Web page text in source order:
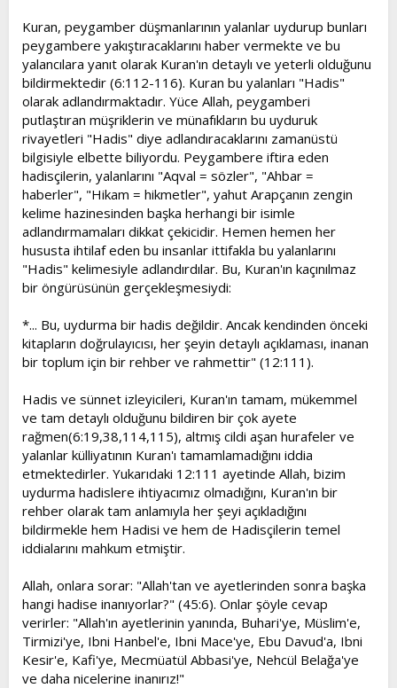
Kuran, peygamber düşmanlarının yalanlar uydurup bunları
peygambere yakıştıracaklarını haber vermekte ve bu
yalancılara yanıt olarak Kuran'ın detaylı ve yeterli olduğunu
bildirmektedir (6:112-116). Kuran bu yalanları "Hadis"
olarak adlandırmaktadır. Yüce Allah, peygamberi
putlaştıran müşriklerin ve münafıkların bu uyduruk
rivayetleri "Hadis" diye adlandıracaklarını zamanüstü
bilgisiyle elbette biliyordu. Peygambere iftira eden
hadisçilerin, yalanlarını "Aqval = sözler", "Ahbar =
haberler", "Hikam = hikmetler", yahut Arapçanın zengin
kelime hazinesinden başka herhangi bir isimle
adlandırmamaları dikkat çekicidir. Hemen hemen her
hususta ihtilaf eden bu insanlar ittifakla bu yalanlarını
"Hadis" kelimesiyle adlandırdılar. Bu, Kuran'ın kaçınılmaz
bir öngürüsünün gerçekleşmesiydi:
*... Bu, uydurma bir hadis değildir. Ancak kendinden önceki
kitapların doğrulayıcısı, her şeyin detaylı açıklaması, inanan
bir toplum için bir rehber ve rahmettir" (12:111).
Hadis ve sünnet izleyicileri, Kuran'ın tamam, mükemmel
ve tam detaylı olduğunu bildiren bir çok ayete
rağmen(6:19,38,114,115), altmış cildi aşan hurafeler ve
yalanlar külliyatının Kuran'ı tamamlamadığını iddia
etmektedirler. Yukarıdaki 12:111 ayetinde Allah, bizim
uydurma hadislere ihtiyacımız olmadığını, Kuran'ın bir
rehber olarak tam anlamıyla her şeyi açıkladığını
bildirmekle hem Hadisi ve hem de Hadisçilerin temel
iddialarını mahkum etmiştir.
Allah, onlara sorar: "Allah'tan ve ayetlerinden sonra başka
hangi hadise inanıyorlar?" (45:6). Onlar şöyle cevap
verirler: "Allah'ın ayetlerinin yanında, Buhari'ye, Müslim'e,
Tirmizi'ye, Ibni Hanbel'e, Ibni Mace'ye, Ebu Davud'a, Ibni
Kesir'e, Kafi'ye, Mecmüatül Abbasi'ye, Nehcül Belağa'ye
ve daha nicelerine inanırız!"